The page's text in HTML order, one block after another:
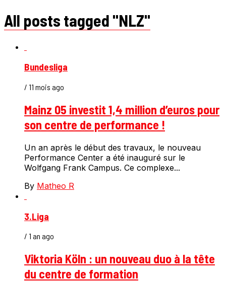
All posts tagged "NLZ"
Bundesliga
/ 11 mois ago
Mainz 05 investit 1,4 million d’euros pour
son centre de performance !
Un an après le début des travaux, le nouveau
Performance Center a été inauguré sur le
Wolfgang Frank Campus. Ce complexe...
By Matheo R
3.Liga
/ 1 an ago
Viktoria Köln : un nouveau duo à la tête
du centre de formation